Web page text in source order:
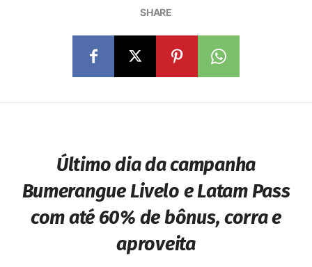
SHARE
Último dia da campanha
Bumerangue Livelo e Latam Pass
com até 60% de bônus, corra e
aproveita